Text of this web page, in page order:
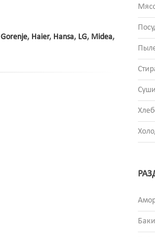
Gorenje, Haier, Hansa, LG, Midea,